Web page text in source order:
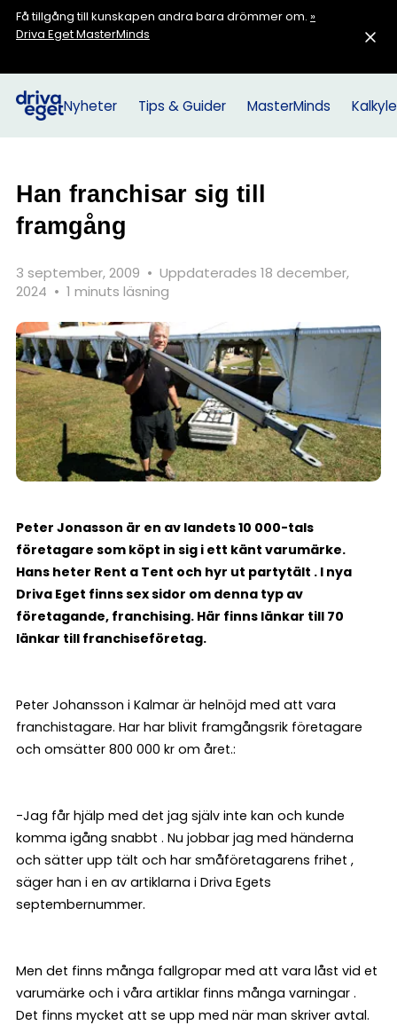
Få tillgång till kunskapen andra bara drömmer om. »
Driva Eget MasterMinds
Nyheter Tips & Guider MasterMinds
Han franchisar sig till
framgång
3 september, 2009 • Uppdaterades 18 december,
2024 • 1 minuts läsning
Peter Jonasson är en av landets 10 000-tals
företagare som köpt in sig i ett känt varumärke.
Hans heter Rent a Tent och hyr ut partytält . I nya
Driva Eget finns sex sidor om denna typ av
företagande, franchising. Här finns länkar till 70
länkar till franchiseföretag.
Peter Johansson i Kalmar är helnöjd med att vara
franchistagare. Har har blivit framgångsrik företagare
och omsätter 800 000 kr om året.:
-Jag får hjälp med det jag själv inte kan och kunde
komma igång snabbt . Nu jobbar jag med händerna
och sätter upp tält och har småföretagarens frihet ,
säger han i en av artiklarna i Driva Egets
septembernummer.
Men det finns många fallgropar med att vara låst vid et
varumärke och i våra artiklar finns många varningar .
Det finns mycket att se upp med när man skriver avtal.